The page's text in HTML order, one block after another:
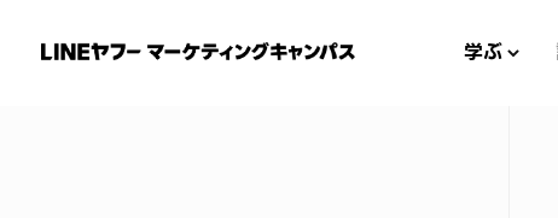
学ぶ